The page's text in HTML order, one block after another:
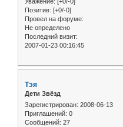
Позитив: [+0/-0]
Провел на форуме:
Не определено
Последний визит:
2007-01-23 00:16:45
Тэя
Дети Звёзд
Зарегистрирован: 2008-06-13
Приглашений: 0
Сообщений: 27